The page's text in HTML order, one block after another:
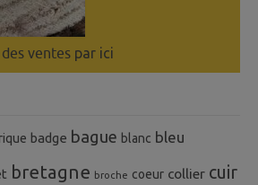
ventes par ici
badge bague blanc bleu
bretagne broche coeur collier cuir